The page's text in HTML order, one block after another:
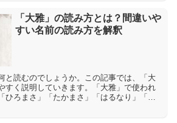
「大雅」の読み方とは？間違いや
すい名前の読み方を解釈
と読むのでしょうか。この記事では、「大
すく説明していきます。「大雅」で使われ
ひろまさ」「たかまさ」「はるなり」「と